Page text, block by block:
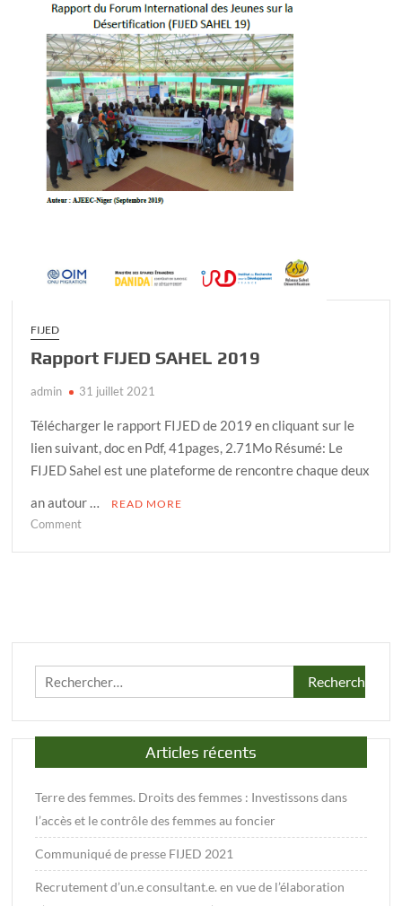
FIJED
Rapport FIJED SAHEL 2019
admin 31 juillet 2021
Télécharger le rapport FIJED de 2019 en cliquant sur le
lien suivant, doc en Pdf, 41pages, 2.71Mo Résumé: Le
FIJED Sahel est une plateforme de rencontre chaque deux
an autour …
READ MORE
Commenton
Rechercher :
Articles récents
Terre des femmes. Droits des femmes : Investissons dans
l’accès et le contrôle des femmes au foncier
Communiqué de presse FIJED 2021
Recrutement d’un.e consultant.e. en vue de l’élaboration